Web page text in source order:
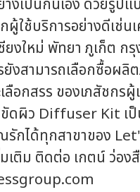
งเป็นกันเอง ด้วยรูป
กผู้ใช้บริการอย่างดีเ
ยงใหม่ พัทยา ภูเก็ต
ามารถเลือกซื้อผลิ
ลือกสรร ของเภสัชกร
ดผิว Diffuser Kit เป็
กได้ทุกสาขาของ
ม ติดต่อ เกตน์ ว่องสื